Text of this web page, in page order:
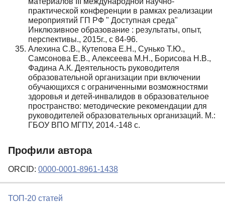
практической конференции в рамках реализации
мероприятий ГП РФ " Доступная среда"
Инклюзивное образование : результаты, опыт,
перспективы., 2015г., с 84-96.
Алехина С.В., Кутепова Е.Н., Сунько Т.Ю.,
Самсонова Е.В., Алексеева М.Н., Борисова Н.В.,
Фадина А.К. Деятельность руководителя
образовательной организации при включении
обучающихся с ограниченными возможностями
здоровья и детей-инвалидов в образовательное
пространство: методические рекомендации для
руководителей образовательных организаций. М.:
ГБОУ ВПО МГПУ, 2014.-148 с.
Профили автора
ORCID: 0000-0001-8961-1438
ТОП-20 статей